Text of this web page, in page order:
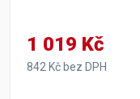
1 019 Kč
842 Kč bez DPH